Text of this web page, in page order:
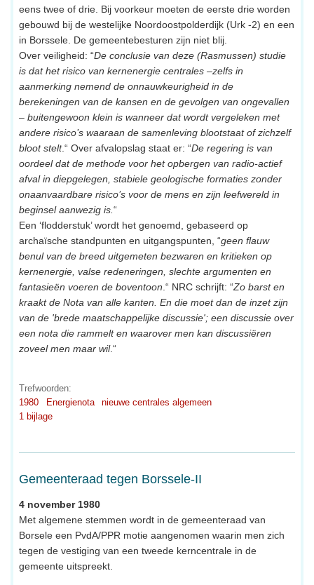
eens twee of drie. Bij voorkeur moeten de eerste drie worden
gebouwd bij de westelijke Noordoostpolderdijk (Urk -2) en een
in Borssele. De gemeentebesturen zijn niet blij.
Over veiligheid: “De conclusie van deze (Rasmussen) studie
is dat het risico van kernenergie centrales –zelfs in
aanmerking nemend de onnauwkeurigheid in de
berekeningen van de kansen en de gevolgen van ongevallen
– buitengewoon klein is wanneer dat wordt vergeleken met
andere risico’s waaraan de samenleving blootstaat of zichzelf
bloot stelt.“ Over afvalopslag staat er: “De regering is van
oordeel dat de methode voor het opbergen van radio-actief
afval in diepgelegen, stabiele geologische formaties zonder
onaanvaardbare risico’s voor de mens en zijn leefwereld in
beginsel aanwezig is. “
Een ‘flodderstuk’ wordt het genoemd, gebaseerd op
archaïsche standpunten en uitgangspunten, “geen flauw
benul van de breed uitgemeten bezwaren en kritieken op
kernenergie, valse redeneringen, slechte argumenten en
fantasieën voeren de boventoon .“ NRC schrijft: “Zo barst en
kraakt de Nota van alle kanten. En die moet dan de inzet zijn
van de 'brede maatschappelijke discussie'; een discussie over
een nota die rammelt en waarover men kan discussiëren
zoveel men maar wil.“
Trefwoorden:
1980
Energienota
nieuwe centrales algemeen
1 bijlage
Gemeenteraad tegen Borssele-II
4 november 1980
Met algemene stemmen wordt in de gemeenteraad van
Borsele een PvdA/PPR motie aangenomen waarin men zich
tegen de vestiging van een tweede kerncentrale in de
gemeente uitspreekt.